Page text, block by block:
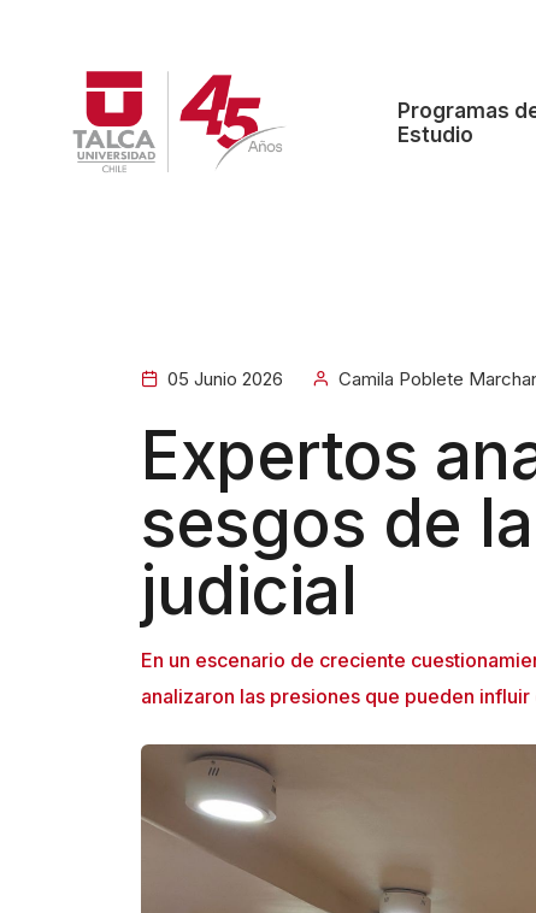
Programas
Estudio
05 Junio 2026 Camila Poblete
Expertos
sesgos de
judicial
En un escenario de creciente
analizaron las presiones que pueden